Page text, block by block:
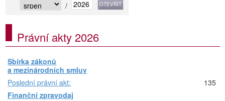
/
Právní akty 2026
Sbírka zákonů
a mezinárodních smluv
Poslední právní akt:
135
Finanční zpravodaj